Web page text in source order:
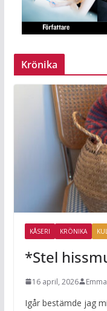
Krönika
KÅSERI KRÖNIKA
*Stel
16 april, 2026
Igår bestämde jag